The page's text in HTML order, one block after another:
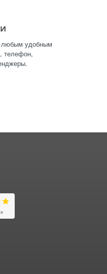
любым удобным
телефон,